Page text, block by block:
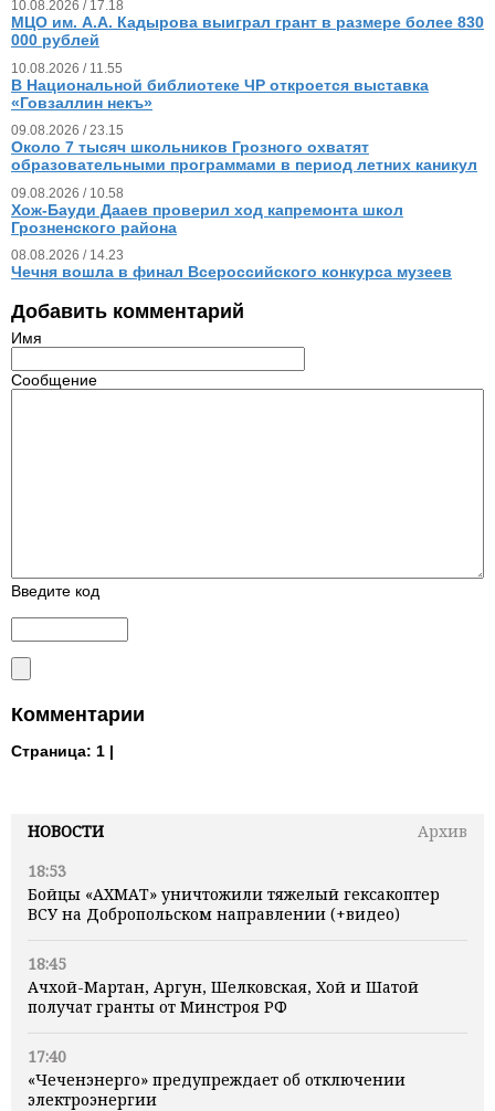
НОВОСТИ
Архив
18:53
Бойцы «АХМАТ» уничтожили тяжелый гексакоптер
ВСУ на Добропольском направлении (+видео)
18:45
Ачхой-Мартан, Аргун, Шелковская, Хой и Шатой
получат гранты от Минстроя РФ
17:40
«Чеченэнерго» предупреждает об отключении
электроэнергии
10.08.2026 / 17.18
МЦО им. А.А. Кадырова выиграл грант в размере более 830
000 рублей
10.08.2026 / 11.55
В Национальной библиотеке ЧР откроется выставка
«Говзаллин некъ»
09.08.2026 / 23.15
Около 7 тысяч школьников Грозного охватят
образовательными программами в период летних каникул
09.08.2026 / 10.58
Хож-Бауди Дааев проверил ход капремонта школ
Грозненского района
08.08.2026 / 14.23
Чечня вошла в финал Всероссийского конкурса музеев
Добавить комментарий
Имя
Сообщение
Введите код
Комментарии
Страница: 1 |